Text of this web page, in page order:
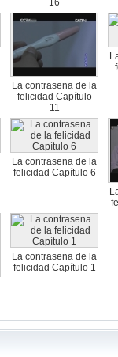
La contrasena de la
felicidad Capítulo
11
La contrasena de la
felicidad Capítulo 6
La contrasena de la
felicidad Capítulo 1